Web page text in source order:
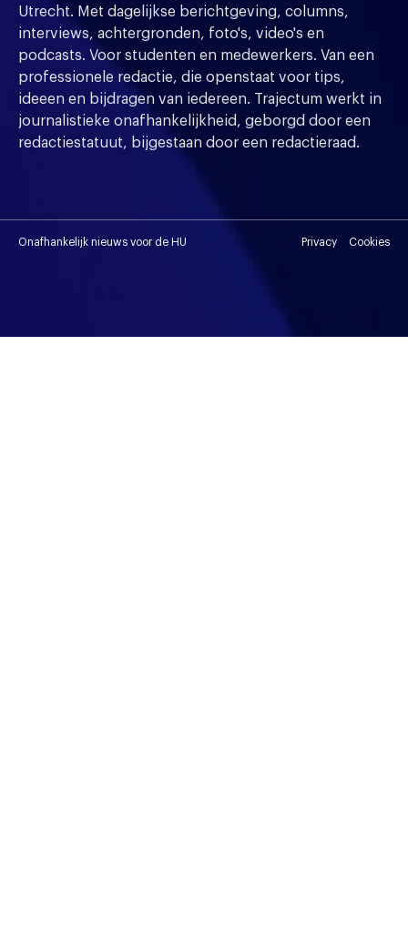
Utrecht. Met dagelijkse berichtgeving, columns,
interviews, achtergronden, foto's, video's en
podcasts. Voor studenten en medewerkers. Van een
professionele redactie, die openstaat voor tips,
ideeen en bijdragen van iedereen. Trajectum werkt in
journalistieke onafhankelijkheid, geborgd door een
redactiestatuut, bijgestaan door een redactieraad.
Onafhankelijk nieuws voor de HU Privacy Cookies